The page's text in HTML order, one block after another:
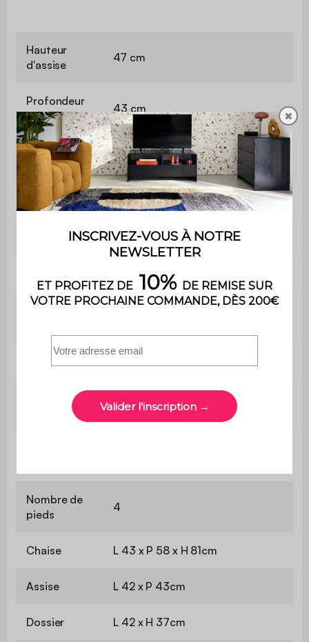
Hauteur
d'assise
47 cm
Profondeur
d'assise
43 cm
Poids max.
supporté
110 kg par place
Utilisation Intérieur
Usage domestique uniquement
2 ans
Le produit est livré monté, dans
Grammage
revêtement
220 g/m²
Nombre de
pieds
4
Chaise L 43 x P 58 x H 81cm
Assise L 42 x P 43cm
Dossier L 42 x H 37cm
✖